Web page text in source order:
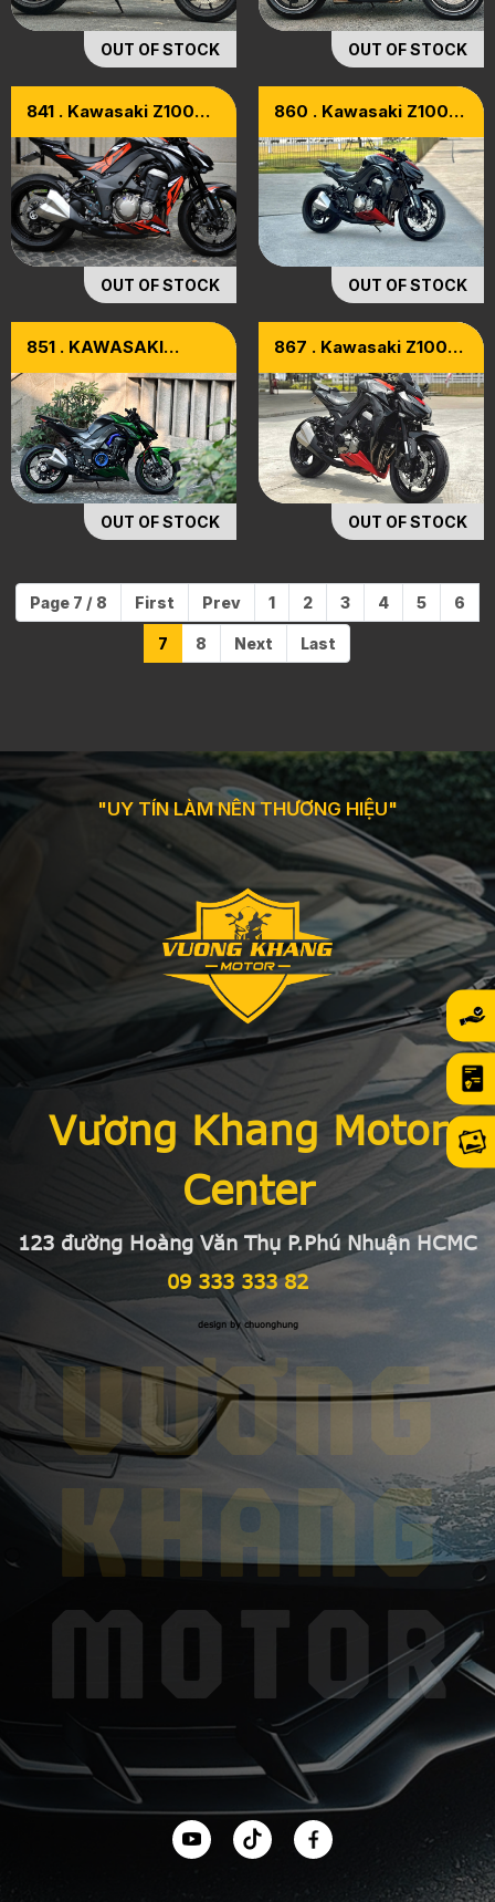
OUT OF STOCK OUT OF STOCK
841 . Kawasaki Z1000
OUT OF STOCK
860 . Kawasaki Z1000
OUT OF STOCK
851 . KAWASAKI
OUT OF STOCK
867 . Kawasaki Z1000
OUT OF STOCK
Page 7 / 8 First Prev 1 2 3 4 5 6
7 8 Next Last
"UY TÍN LÀM NÊN THƯƠNG HIỆU"
Vương Khang Motor
Center
123 đường Hoàng Văn Thụ P.Phú Nhuận HCMC
09 333 333 82
design by chuonghung
VƯƠNG
KHANG
MOTOR